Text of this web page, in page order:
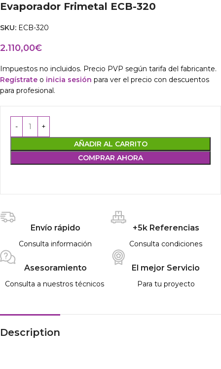
Evaporador Frimetal ECB-320
SKU: ECB-320
2.110,00€
Impuestos no incluidos. Precio PVP según tarifa del fabricante.
Regístrate o inicia sesión para ver el precio con descuentos
para profesional.
AÑADIR AL CARRITO
COMPRAR AHORA
Envío rápido
Consulta información
+5k Referencias
Consulta condiciones
Asesoramiento
Consulta a nuestros técnicos
El mejor Servicio
Para tu proyecto
Description